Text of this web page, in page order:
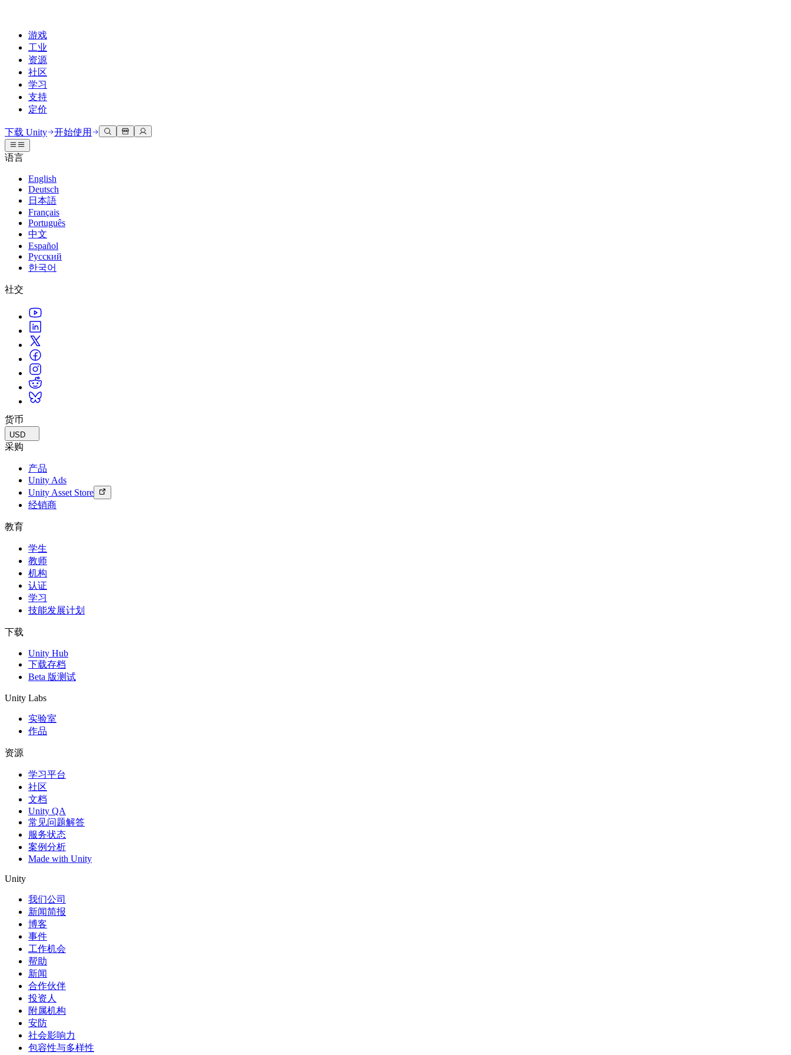
游戏
工业
资源
社区
学习
支持
定价
开发
Unity 引擎
为任何平台构建2D和3D游戏
协作
与团队协作并快速迭代
下载 Unity
计划和定价
部署
探索 Unity 支持的超过 25 个平台
常态化运营
游戏上线后的数据洞察与常态化运营
Grow
用户获取
被发现并获取移动用户
管理跨门店和D2C渠道的IAP（应用内购买）
商业化
通过 Unity 投放广告
使用案例
移动游戏
使用 Unity 打造移动端爆款游戏
独立游戏
小团队也能做出大游戏
XR 游戏
跨平台发布 XR 游戏
多人游戏
简化多人游戏开发
使用案例
3D协作
实时构建和审查3D项目
沉浸式培训
在沉浸式环境中培训
客户体验
创建互动3D体验
行业
实现运营卓越
零售
将店内体验转化为在线体验
汽车
提升创新能力和车内体验
查看所有行业
技术库
文档
官方用户手册和API参考
开发者工具
发布版本和问题跟踪器
路线图
查看即将推出的功能
技术术语库
案例分析
真实成功案例
最佳实践指南
专家提示和技巧
演示
演示、示例和构建模块
所有资源
新增功能
博客
更新、信息和技术提示
新闻
新闻、故事和新闻中心
社区中心
讨论
讨论、解决问题和连接
事件
全球和本地活动
社区故事
Made with Unity
展示Unity创作者
直播活动
Unity奖项
庆祝全球的Unity创作者
适合每个级别
Unity Learn
免费掌握Unity技能
专业培训
通过Unity培训师提升您的团队
Unity新手
准备开始
开始您的学习
你是Unity 新手？开始您的旅程
使用指南
可操作的技巧和最佳实践
教育
对于学生
开启您的职业生涯
增强您的教学
教育资助许可证
认证
证明您的Unity精通
支持选项
获取帮助
帮助您在Unity中取得成功
成功计划
通过专家支持更快实现目标
常见问题解答
常见问题解答
联系我们
下载 Unity 开始使用
语言
English
Deutsch
日本語
Français
Português
中文
Español
Русский
한국어
社交
货币
USD
采购
产品
Unity Ads
Unity Asset Store
经销商
教育
学生
教师
机构
认证
学习
技能发展计划
下载
Unity Hub
下载存档
Beta 版测试
Unity Labs
实验室
作品
资源
学习平台
社区
文档
Unity QA
常见问题解答
服务状态
案例分析
Made with Unity
Unity
我们公司
新闻简报
博客
事件
工作机会
帮助
新闻
合作伙伴
投资人
附属机构
安防
社会影响力
包容性与多样性